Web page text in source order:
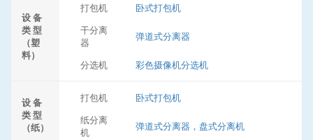
设 备
类 型
（塑
料）
打包机
卧式打包机
干分离
器
弹道式分离器
分选机 彩色摄像机分选机
设 备
类 型
（纸）
打包机
卧式打包机
纸分离
机
弹道式分离器，盘式分离机